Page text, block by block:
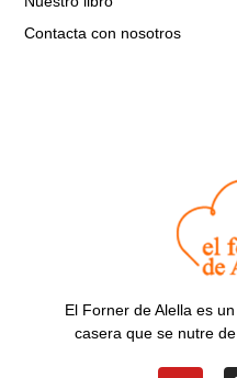
El Forner de Alella es
casera que se nutre
Contacta con nosotros